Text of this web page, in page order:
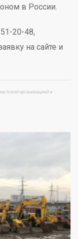
в России.
20-48,
на сайте и
организацией и